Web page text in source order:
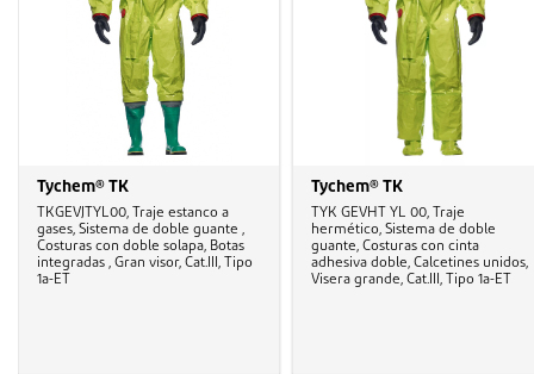
Tychem® TK
TKGEVJTYL00, Traje estanco a
gases, Sistema de doble guante ,
Costuras con doble solapa, Botas
integradas , Gran visor, Cat.III, Tipo
1a-ET
Tychem® TK
TYK GEVHT YL 00, Traje
hermético, Sistema de doble
guante, Costuras con cinta
adhesiva doble, Calcetines unidos,
Visera grande, Cat.III, Tipo 1a-ET